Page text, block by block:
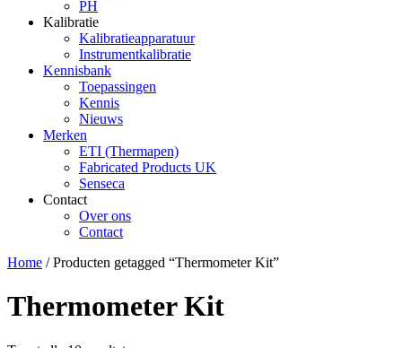
PH
Kalibratie
Kalibratieapparatuur
Instrumentkalibratie
Kennisbank
Toepassingen
Kennis
Nieuws
Merken
ETI (Thermapen)
Fabricated Products UK
Senseca
Contact
Over ons
Contact
Home / Producten getagged “Thermometer Kit”
Thermometer Kit